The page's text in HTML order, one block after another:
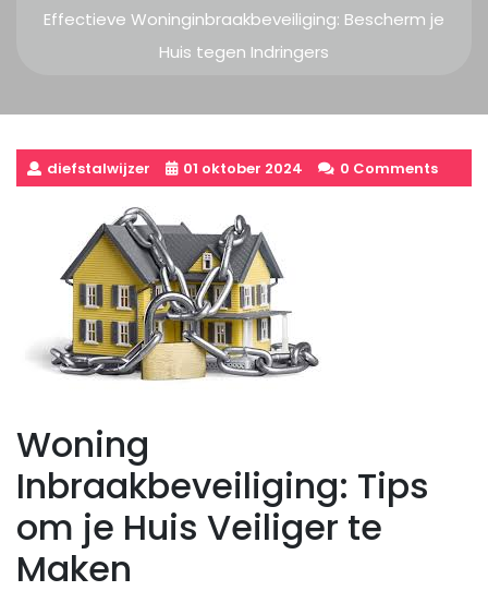
Effectieve Woninginbraakbeveiliging: Bescherm je
Huis tegen Indringers
diefstalwijzer 01 oktober 2024 0 Comments
Woning
Inbraakbeveiliging: Tips
om je Huis Veiliger te
Maken